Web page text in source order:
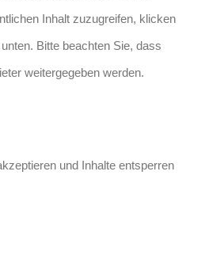
Inhalt zuzugreifen, klicken
Bitte beachten Sie, dass
weitergegeben werden.
und Inhalte entsperren